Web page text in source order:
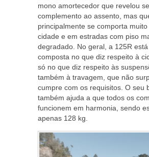
mono amortecedor que revelou
complemento ao assento, mas
principalmente se comporta
cidade e em estradas com piso
degradado. No geral, a 125R
composta no que diz respeito à
só no que diz respeito às
também à travagem, que não
cumpre com os requisitos. O seu
também ajuda a que todos os
funcionem em harmonia, sendo
apenas 128 kg.